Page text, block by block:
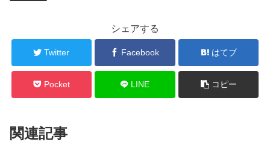
シェアする
Twitter Facebook はてブ
Pocket LINE コピー
関連記事